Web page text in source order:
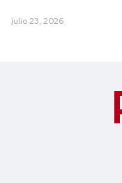
julio 23, 2026